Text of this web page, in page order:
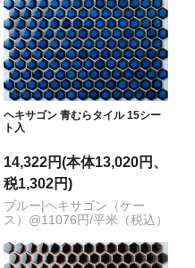
ヘキサゴン 青むらタイル 15シー
ト入
14,322円(本体13,020円、
税1,302円)
ブルー|ヘキサゴン（ケー
ス）@11076円/平米（税込）